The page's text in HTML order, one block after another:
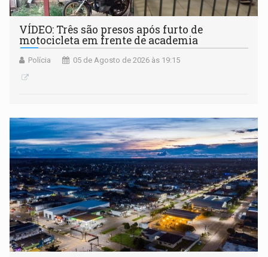
VÍDEO: Três são presos após furto de
motocicleta em frente de academia
Polícia 05 de Agosto de 2026 às 19:15